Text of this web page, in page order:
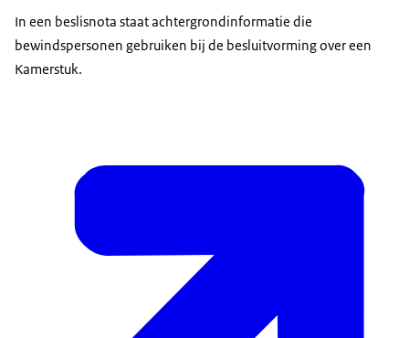
In een beslisnota staat achtergrondinformatie die
bewindspersonen gebruiken bij de besluitvorming over een
Kamerstuk.